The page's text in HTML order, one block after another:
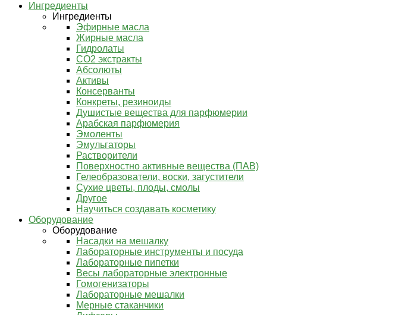
Ингредиенты
Ингредиенты
Эфирные масла
Жирные масла
Гидролаты
СО2 экстракты
Абсолюты
Активы
Консерванты
Конкреты, резиноиды
Душистые вещества для парфюмерии
Арабская парфюмерия
Эмоленты
Эмульгаторы
Растворители
Поверхностно активные вещества (ПАВ)
Гелеобразователи, воски, загустители
Сухие цветы, плоды, смолы
Другое
Научиться создавать косметику
Оборудование
Оборудование
Насадки на мешалку
Лабораторные инструменты и посуда
Лабораторные пипетки
Весы лабораторные электронные
Гомогенизаторы
Лабораторные мешалки
Мерные стаканчики